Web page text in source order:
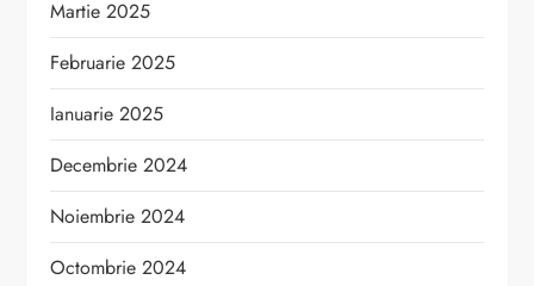
Martie 2025
Februarie 2025
Ianuarie 2025
Decembrie 2024
Noiembrie 2024
Octombrie 2024